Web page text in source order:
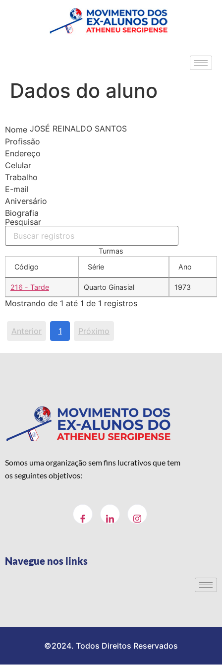
Dados do aluno
Nome JOSÉ REINALDO SANTOS
Profissão
Endereço
Celular
Trabalho
E-mail
Aniversário
Biografia
Pesquisar
Turmas
Código
Série Ano
216 - Tarde Quarto Ginasial 1973
Mostrando de 1 até 1 de 1 registros
Anterior 1 Próximo
Somos uma organização sem fins lucrativos que tem
os seguintes objetivos:
Navegue nos links
©2024. Todos Direitos Reservados